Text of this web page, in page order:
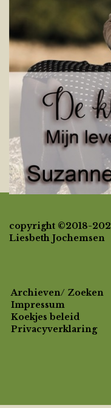
copyright ©2018-
Liesbeth Jochemsen
Archieven/ Zoeken
Impressum
Koekjes beleid
Privacyverklaring